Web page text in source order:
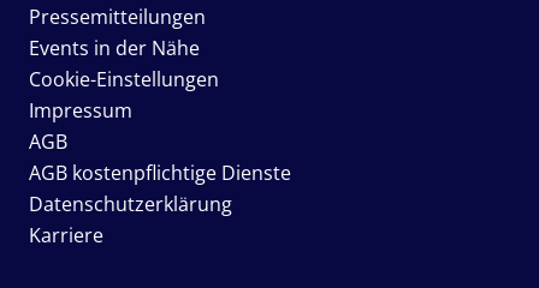
Pressemitteilungen
Events in der Nähe
Cookie-Einstellungen
Impressum
AGB
AGB kostenpflichtige Dienste
Datenschutzerklärung
Karriere